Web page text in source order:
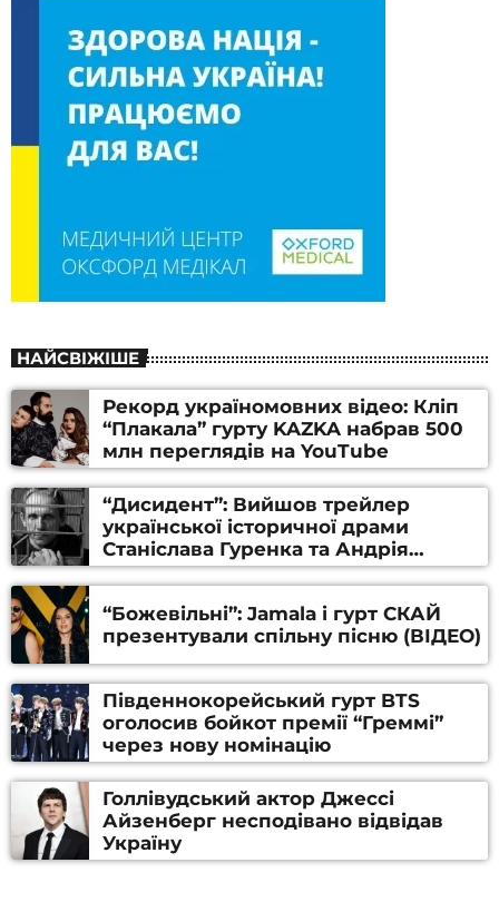
НАЙСВІЖІШЕ
Рекорд україномовних відео: Кліп
“Плакала” гурту KAZKA набрав 500
млн переглядів на YouTube
“Дисидент”: Вийшов трейлер
української історичної драми
Станіслава Гуренка та Андрія
Алфьорова (ВІДЕО)
“Божевільні”: Jamala і гурт СКАЙ
презентували спільну пісню (ВІДЕО)
Південнокорейський гурт BTS
оголосив бойкот премії “Греммі”
через нову номінацію
Голлівудський актор Джессі
Айзенберг несподівано відвідав
Україну